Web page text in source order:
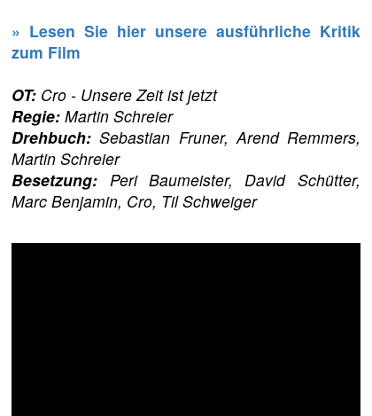
» Lesen Sie hier unsere ausführliche Kritik
zum Film
OT: Cro - Unsere Zeit ist jetzt
Regie: Martin Schreier
Drehbuch: Sebastian Fruner, Arend Remmers,
Martin Schreier
Besetzung: Peri Baumeister, David Schütter,
Marc Benjamin, Cro, Til Schweiger